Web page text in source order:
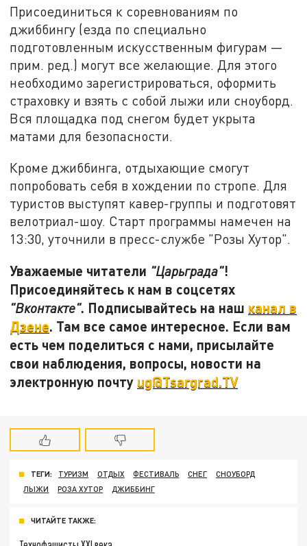
Присоединиться к соревнованиям по
джиббингу (езда по специально
подготовленным искусственным фигурам —
прим. ред.) могут все желающие. Для этого
необходимо зарегистрироваться, оформить
страховку и взять с собой лыжи или сноуборд.
Вся площадка под снегом будет укрыта
матами для безопасности.
Кроме джиббинга, отдыхающие смогут
попробовать себя в хождении по стропе. Для
туристов выступят кавер-группы и подготовят
велотриал-шоу. Старт программы намечен на
13:30, уточнили в пресс-службе "Розы Хутор".
Уважаемые читатели "Царьграда"!
Присоединяйтесь к нам в соцсетях
"Вконтакте". Подписывайтесь на наш канал в
Дзене. Там все самое интересное. Если вам
есть чем поделиться с нами, присылайте
свои наблюдения, вопросы, новости на
электронную почту ug@Tsargrad.TV
ТЕГИ: ТУРИЗМ ОТДЫХ ФЕСТИВАЛЬ СНЕГ
СНОУБОРД
ЛЫЖИ
РОЗА ХУТОР ДЖИББИНГ
ЧИТАЙТЕ ТАКЖЕ: